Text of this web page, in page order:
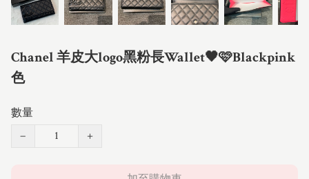
Chanel 羊皮大logo黑粉長Wallet🖤🩷Blackpink
色
數量
−
+